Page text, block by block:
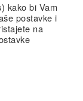
kako bi Vam
postavke i
na